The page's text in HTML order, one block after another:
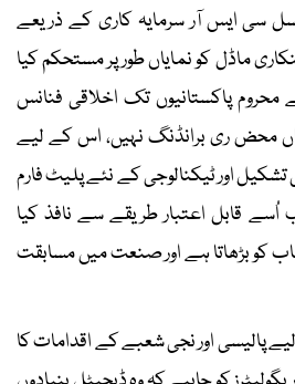
سی ایس آر سرمایہ کاری کے ذریعے
ماڈل کو نمایاں طور پر مستحکم کیا
پاکستانیوں تک اخلاقی فنانس
محض ری برانڈنگ نہیں، اس کے لیے
اور ٹیکنالوجی کے نئے پلیٹ فارم
قابل اعتبار طریقے سے نافذ کیا
کو بڑھاتا ہے اور صنعت میں مسابقت
پالیسی اور نجی شعبے کے اقدامات کا